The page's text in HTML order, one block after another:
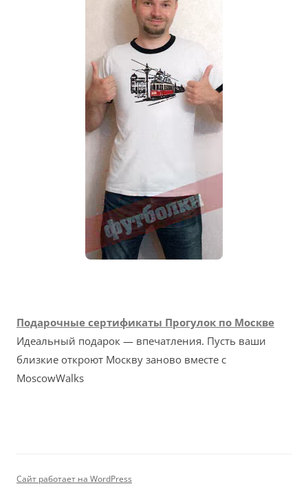
Подарочные сертификаты Прогулок по Москве
Идеальный подарок — впечатления. Пусть ваши
близкие откроют Москву заново вместе с
MoscowWalks
Сайт работает на WordPress